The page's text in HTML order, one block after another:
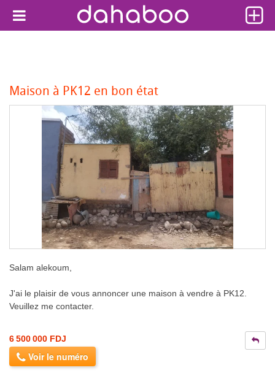
Maison à PK12 en bon état
Salam alekoum,
J'ai le plaisir de vous annoncer une maison à vendre à PK12.
Veuillez me contacter.
6 500 000 FDJ
Voir le numéro